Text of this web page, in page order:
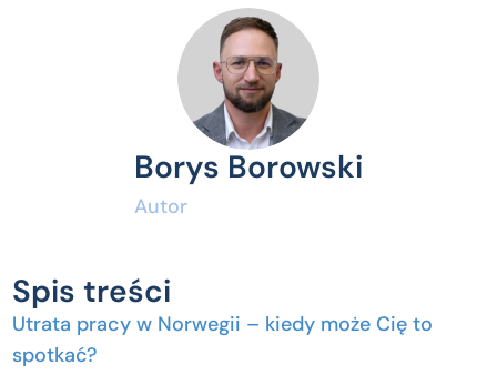
Borys Borowski
Autor
Spis treści
Utrata pracy w Norwegii – kiedy może Cię to
spotkać?